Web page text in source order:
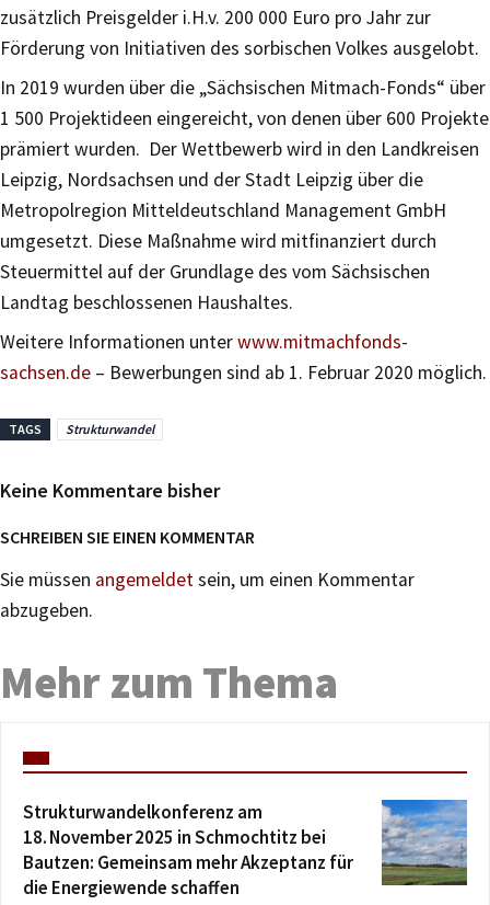
zusätzlich Preisgelder i.H.v. 200 000 Euro pro Jahr zur
Förderung von Initiativen des sorbischen Volkes ausgelobt.
In 2019 wurden über die „Sächsischen Mitmach-Fonds“ über
1 500 Projektideen eingereicht, von denen über 600 Projekte
prämiert wurden. Der Wettbewerb wird in den Landkreisen
Leipzig, Nordsachsen und der Stadt Leipzig über die
Metropolregion Mitteldeutschland Management GmbH
umgesetzt. Diese Maßnahme wird mitfinanziert durch
Steuermittel auf der Grundlage des vom Sächsischen
Landtag beschlossenen Haushaltes.
Weitere Informationen unterwww.mitmachfonds-
sachsen.de – Bewerbungen sind ab 1. Februar 2020 möglich.
TAGS Strukturwandel
Keine Kommentare bisher
SCHREIBEN SIE EINEN KOMMENTAR
Sie müssen angemeldetsein, um einen Kommentar
abzugeben.
Mehr zum Thema
Strukturwandelkonferenz am
18. November 2025 in Schmochtitz bei
Bautzen: Gemeinsam mehr Akzeptanz für
die Energiewende schaffen